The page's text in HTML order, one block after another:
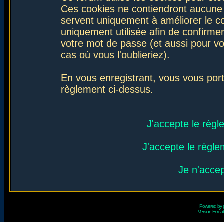
Ces cookies ne contiendront
servent uniquement à améliorer le
uniquement utilisée afin de
votre mot de passe (et aussi pour
cas où vous l'oublieriez).
En vous enregistrant, vous vous
règlement ci-dessus.
J'accepte le
J'accepte le
Je
Powered by
Version Fr